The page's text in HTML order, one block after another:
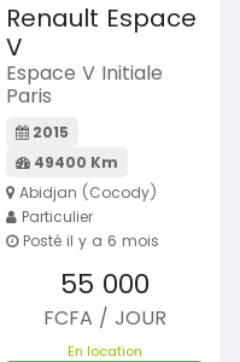
Renault Espace
V
Espace V Initiale
Paris
2015
49400 Km
Abidjan (Cocody)
Particulier
Posté il y a 6 mois
55 000
FCFA / JOUR
En location